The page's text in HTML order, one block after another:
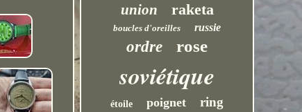
union raketa
boucles d'oreilles russie
ordre rose
soviétique
étoile poignet ring